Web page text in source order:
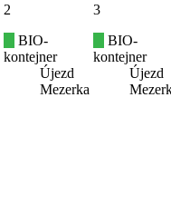
2
BIO-
kontejner
Újezd
Mezerka
3
BIO-
kontejner
Újezd